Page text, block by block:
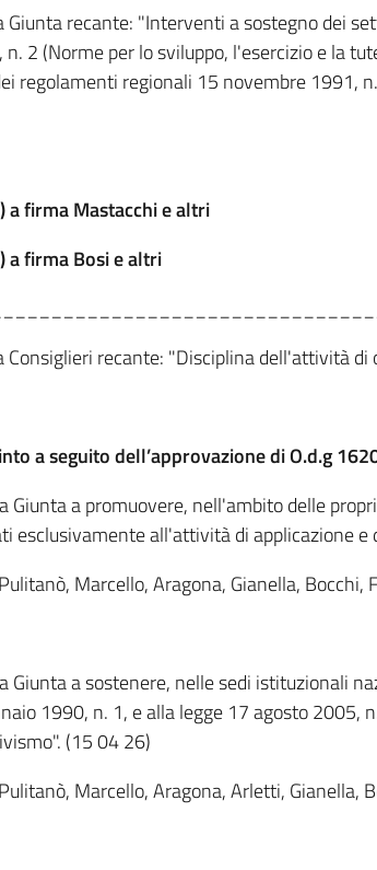
recante: "Interventi a sostegno dei
2 (Norme per lo sviluppo, l'esercizio e la
regolamenti regionali 15 novembre 1991,
firma Mastacchi e altri
a firma Bosi e altri
recante: "Disciplina dell'attività di
a seguito dell’approvazione di O.d.g
Giunta a promuovere, nell'ambito delle
esclusivamente all'attività di applicazione
Marcello, Aragona, Gianella, Bocchi,
Giunta a sostenere, nelle sedi istituzionali
1990, n. 1, e alla legge 17 agosto
(15 04 26)
Marcello, Aragona, Arletti, Gianella,